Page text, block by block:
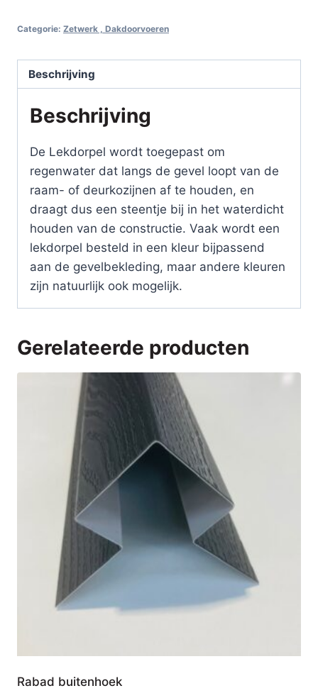
,
3000
mm
kleur
aantal
Categorie: Zetwerk , Dakdoorvoeren
Beschrijving
Beschrijving
De Lekdorpel wordt toegepast om
regenwater dat langs de gevel loopt van de
raam- of deurkozijnen af te houden, en
draagt dus een steentje bij in het waterdicht
houden van de constructie. Vaak wordt een
lekdorpel besteld in een kleur bijpassend
aan de gevelbekleding, maar andere kleuren
zijn natuurlijk ook mogelijk.
Gerelateerde producten
Rabad buitenhoek